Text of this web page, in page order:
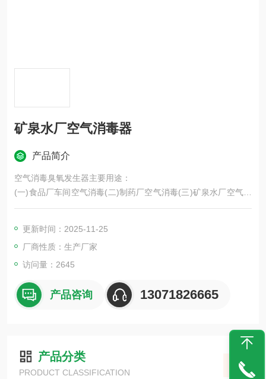
矿泉水厂空气消毒器
产品简介
空气消毒臭氧发生器主要用途：
(一)食品厂车间空气消毒(二)制药厂空气消毒(三)矿泉水厂空气消
毒
更新时间：2025-11-25
厂商性质：生产厂家
访问量：2645
产品咨询 13071826665
产品分类
PRODUCT CLASSIFICATION